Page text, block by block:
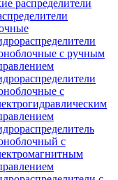
распределители
с ручным
с
с